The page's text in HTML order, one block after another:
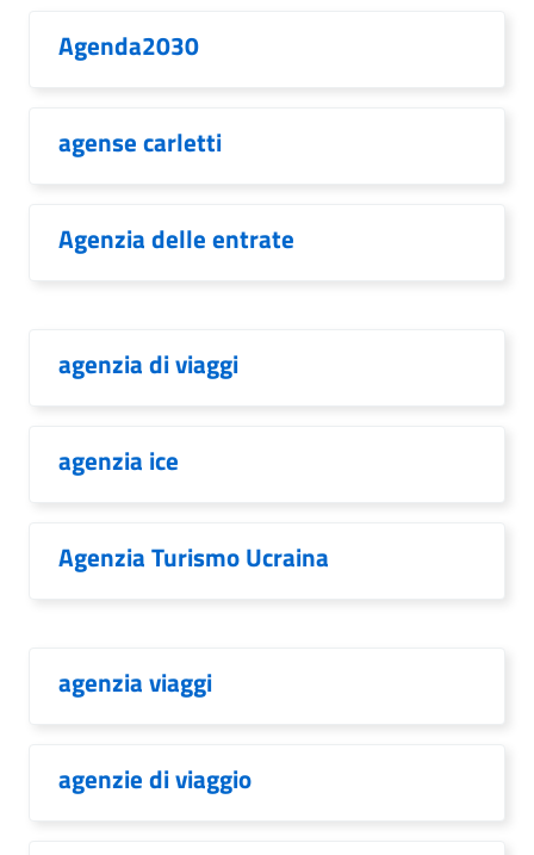
Agenda2030
agense carletti
Agenzia delle entrate
agenzia di viaggi
agenzia ice
Agenzia Turismo Ucraina
agenzia viaggi
agenzie di viaggio